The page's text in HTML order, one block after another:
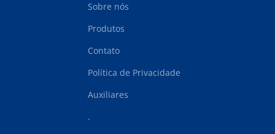
Sobre nós
Produtos
Contato
Política de Privacidade
Auxiliares
.